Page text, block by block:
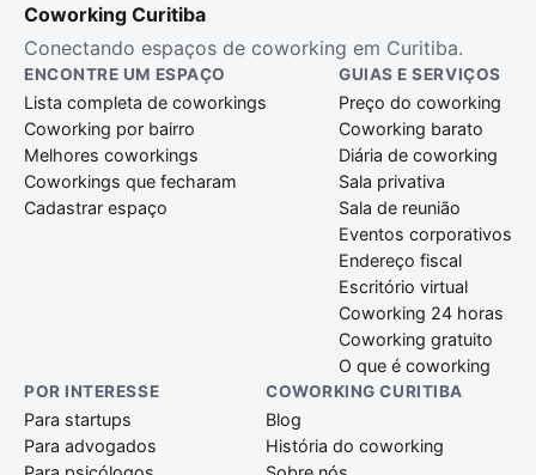
Coworking Curitiba
Conectando espaços de coworking em Curitiba.
ENCONTRE UM ESPAÇO
Lista completa de coworkings
Coworking por bairro
Melhores coworkings
Coworkings que fecharam
Cadastrar espaço
GUIAS E SERVIÇOS
Preço do coworking
Coworking barato
Diária de coworking
Sala privativa
Sala de reunião
Eventos corporativos
Endereço fiscal
Escritório virtual
Coworking 24 horas
Coworking gratuito
O que é coworking
POR INTERESSE
Para startups
Para advogados
COWORKING CURITIBA
Blog
História do coworking